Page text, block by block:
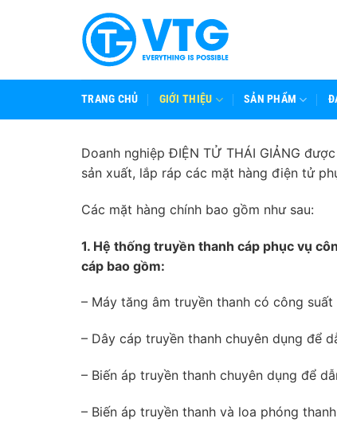
TRANG CHỦ GIỚI THIỆU SẢN PHẨM
Doanh nghiệp ĐIỆN TỬ THÁI GIẢNG
sản xuất, lắp ráp các mặt hàng điện tử
Các mặt hàng chính bao gồm như sau:
1. Hệ thống truyền thanh cáp phục vụ
cáp bao gồm:
– Máy tăng âm truyền thanh có công
– Dây cáp truyền thanh chuyên dụng để
– Biến áp truyền thanh chuyên dụng để
– Biến áp truyền thanh và loa phóng thanh